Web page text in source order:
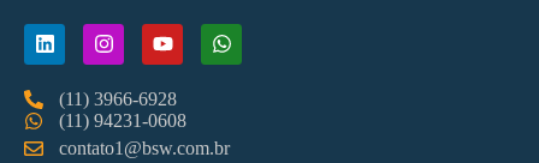
(11) 3966-6928
(11) 94231-0608
contato1@bsw.com.br